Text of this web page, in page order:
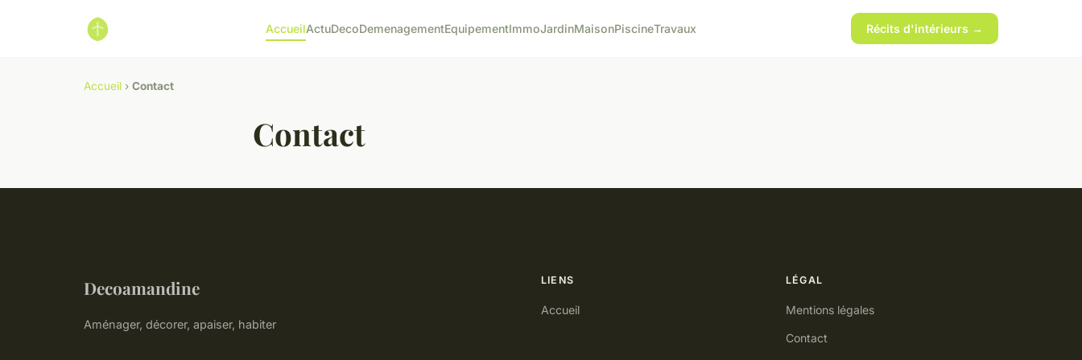
AccueilActuDecoDemenagementEquipementImmoJardinMaisonPiscineTravaux Récits d'intérieurs →
Accueil › Contact
Contact
Decoamandine
Aménager, décorer, apaiser, habiter
LIENS
Accueil
LÉGAL
Mentions légales
Contact